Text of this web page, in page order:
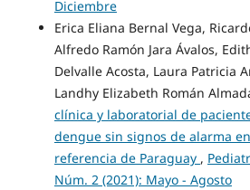
Diciembre
Erica Eliana Bernal Vega,
Alfredo Ramón Jara Ávalos,
Delvalle Acosta, Laura Patricia
Landhy Elizabeth Román
clínica y laboratorial de
dengue sin signos de alarma
referencia de Paraguay ,
Núm. 2 (2021): Mayo - Agosto